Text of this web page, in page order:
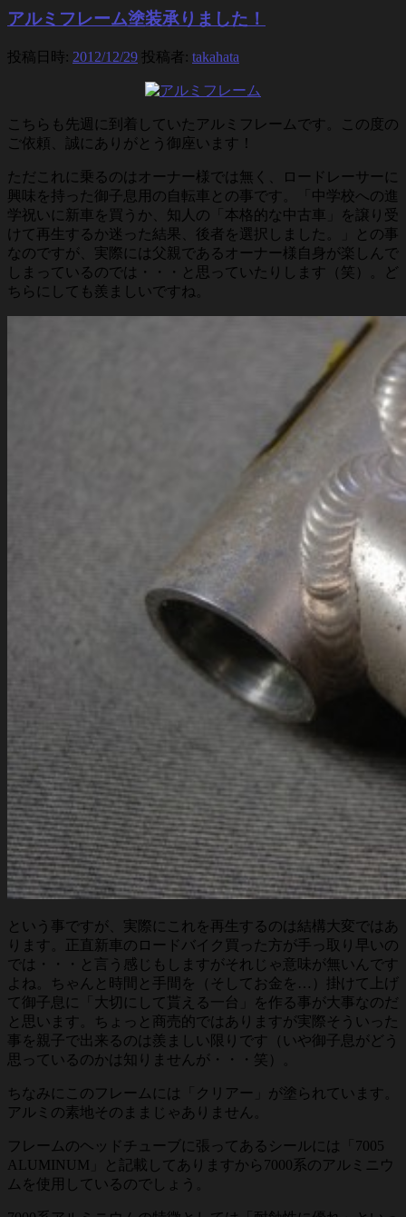
アルミフレーム塗装承りました！
投稿日時: 2012/12/29 投稿者: takahata
こちらも先週に到着していたアルミフレームです。この度の
ご依頼、誠にありがとう御座います！
ただこれに乗るのはオーナー様では無く、ロードレーサーに
興味を持った御子息用の自転車との事です。「中学校への進
学祝いに新車を買うか、知人の「本格的な中古車」を譲り受
けて再生するか迷った結果、後者を選択しました。」との事
なのですが、実際には父親であるオーナー様自身が楽しんで
しまっているのでは・・・と思っていたりします（笑）。ど
ちらにしても羨ましいですね。
という事ですが、実際にこれを再生するのは結構大変ではあ
ります。正直新車のロードバイク買った方が手っ取り早いの
では・・・と言う感じもしますがそれじゃ意味が無いんです
よね。ちゃんと時間と手間を（そしてお金を…）掛けて上げ
て御子息に「大切にして貰える一台」を作る事が大事なのだ
と思います。ちょっと商売的ではありますが実際そういった
事を親子で出来るのは羨ましい限りです（いや御子息がどう
思っているのかは知りませんが・・・笑）。
ちなみにこのフレームには「クリアー」が塗られています。
アルミの素地そのままじゃありません。
フレームのヘッドチューブに張ってあるシールには「7005
ALUMINUM」と記載してありますから7000系のアルミニウ
ムを使用しているのでしょう。